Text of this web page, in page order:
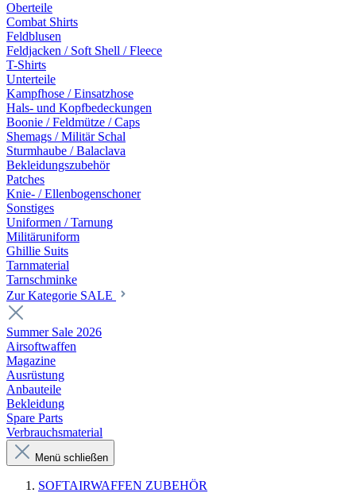
Oberteile
Combat Shirts
Feldblusen
Feldjacken / Soft Shell / Fleece
T-Shirts
Unterteile
Kampfhose / Einsatzhose
Hals- und Kopfbedeckungen
Boonie / Feldmütze / Caps
Shemags / Militär Schal
Sturmhaube / Balaclava
Bekleidungszubehör
Patches
Knie- / Ellenbogenschoner
Sonstiges
Uniformen / Tarnung
Militäruniform
Ghillie Suits
Tarnmaterial
Tarnschminke
Zur Kategorie SALE
Summer Sale 2026
Airsoftwaffen
Magazine
Ausrüstung
Anbauteile
Bekleidung
Spare Parts
Verbrauchsmaterial
Menü schließen
SOFTAIRWAFFEN ZUBEHÖR